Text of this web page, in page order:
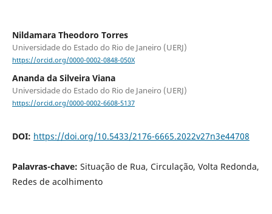
Nildamara Theodoro Torres
Universidade do Estado do Rio de Janeiro (UERJ)
https://orcid.org/0000-0002-0848-050X
Ananda da Silveira Viana
Universidade do Estado do Rio de Janeiro (UERJ)
https://orcid.org/0000-0002-6608-5137
DOI: https://doi.org/10.5433/2176-6665.2022v27n3e44708
Palavras-chave: Situação de Rua, Circulação, Volta Redonda,
Redes de acolhimento